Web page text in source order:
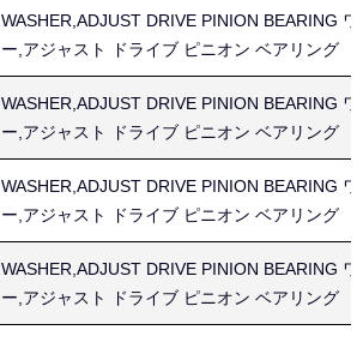
WASHER,ADJUST DRIVE PINION BEARING
ー,アジャスト ドライブ ピニオン ベアリング
WASHER,ADJUST DRIVE PINION BEARING
ー,アジャスト ドライブ ピニオン ベアリング
WASHER,ADJUST DRIVE PINION BEARING
ー,アジャスト ドライブ ピニオン ベアリング
WASHER,ADJUST DRIVE PINION BEARING
ー,アジャスト ドライブ ピニオン ベアリング